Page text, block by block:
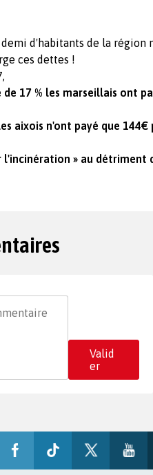
d'habitants de la région
ces dettes !
17 % les marseillais ont
aixois n'ont payé que
l'incinération » au détriment
Valid
er